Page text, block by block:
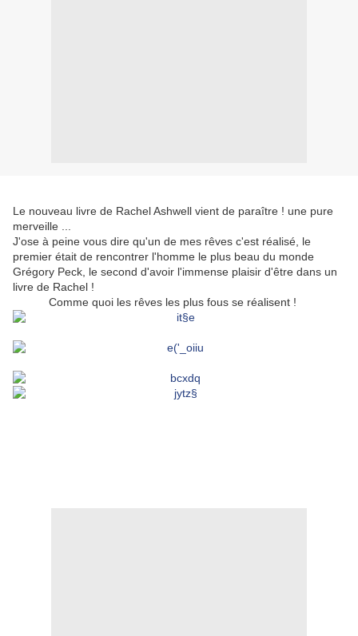
Le nouveau livre de Rachel Ashwell vient de paraître ! une pure
merveille ...
J'ose à peine vous dire qu'un de mes rêves c'est réalisé, le
premier était de rencontrer l'homme le plus beau du monde
Grégory Peck, le second d'avoir l'immense plaisir d'être dans un
livre de Rachel !
Comme quoi les rêves les plus fous se réalisent !